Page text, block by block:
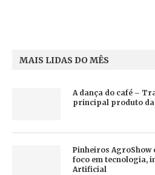
MAIS LIDAS DO MÊS
A dança do café –
principal produto
Pinheiros AgroShow
foco em tecnologia,
Artificial